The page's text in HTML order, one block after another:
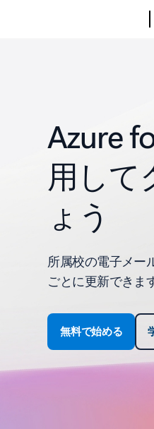
Azure
用して
ょう
所属校の電子メー
ごとに更新できま
無料で始める